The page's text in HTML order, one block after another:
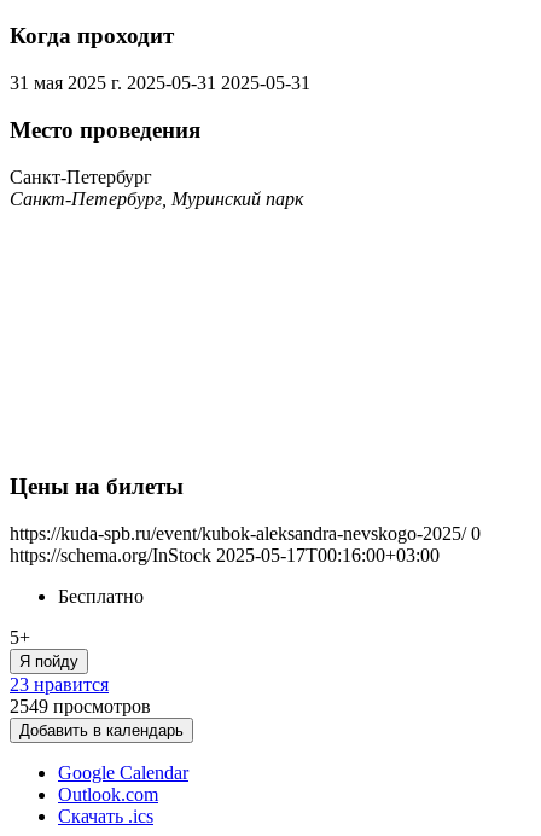
Когда проходит
31 мая 2025 г. 2025-05-31 2025-05-31
Место проведения
Санкт-Петербург
Санкт-Петербург, Муринский парк
Цены на билеты
https://kuda-spb.ru/event/kubok-aleksandra-nevskogo-2025/ 0
https://schema.org/InStock 2025-05-17T00:16:00+03:00
Бесплатно
5+
Я пойду
23 нравится
2549 просмотров
Добавить в календарь
Google Calendar
Outlook.com
Скачать .ics